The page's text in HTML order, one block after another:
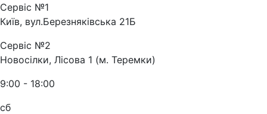
Сервіс №1
Київ, вул.Березняківська 21Б
Сервіс №2
Новосілки, Лісова 1 (м. Теремки)
9:00 - 18:00
сб